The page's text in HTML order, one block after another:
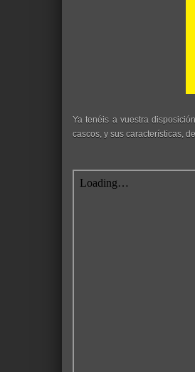
Ya tenéis a vuestra
cascos, y sus características,